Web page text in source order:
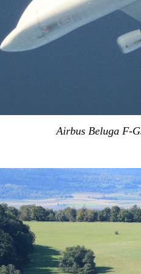
Airbus Beluga F-